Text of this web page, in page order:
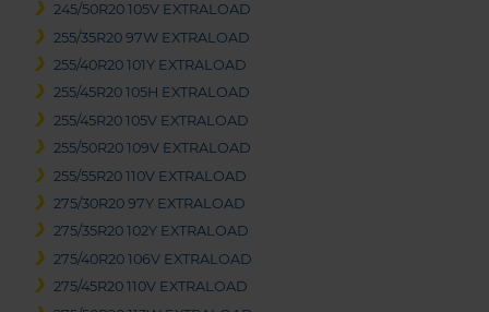
245/50R20 105V EXTRALOAD
255/35R20 97W EXTRALOAD
255/40R20 101Y EXTRALOAD
255/45R20 105H EXTRALOAD
255/45R20 105V EXTRALOAD
255/50R20 109V EXTRALOAD
255/55R20 110V EXTRALOAD
275/30R20 97Y EXTRALOAD
275/35R20 102Y EXTRALOAD
275/40R20 106V EXTRALOAD
275/45R20 110V EXTRALOAD